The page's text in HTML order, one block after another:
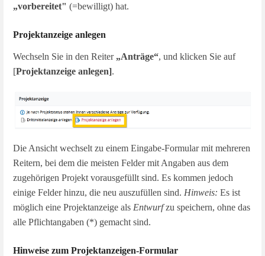
„vorbereitet" (=bewilligt) hat.
Projektanzeige anlegen
Wechseln Sie in den Reiter „Anträge“, und klicken Sie auf
[Projektanzeige anlegen].
Die Ansicht wechselt zu einem Eingabe-Formular mit mehreren
Reitern, bei dem die meisten Felder mit Angaben aus dem
zugehörigen Projekt vorausgefüllt sind. Es kommen jedoch
einige Felder hinzu, die neu auszufüllen sind. Hinweis: Es ist
möglich eine Projektanzeige als Entwurfzu speichern, ohne das
alle Pflichtangaben (*) gemacht sind.
Hinweise zum Projektanzeigen-Formular